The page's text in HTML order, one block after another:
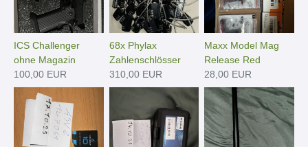
ICS Challenger
ohne Magazin
100,00 EUR
68x Phylax
Zahlenschlösser
310,00 EUR
Maxx Model Mag
Release Red
28,00 EUR